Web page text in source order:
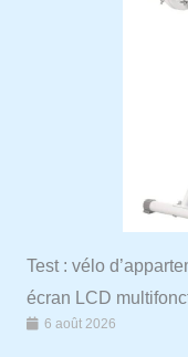
Test : vélo
écran LCD
6 août 2026